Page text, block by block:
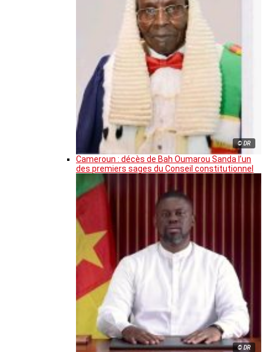
© DR
Cameroun : décès de Bah Oumarou Sanda l’un
des premiers sages du Conseil constitutionnel
© DR